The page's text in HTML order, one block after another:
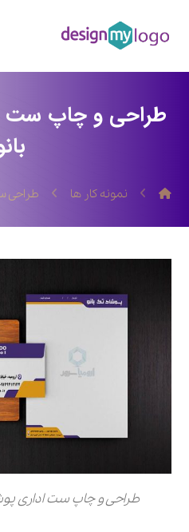
طراحی و چاپ ست
نمونه کار ها طراحی
طراحی و چاپ ست اداری